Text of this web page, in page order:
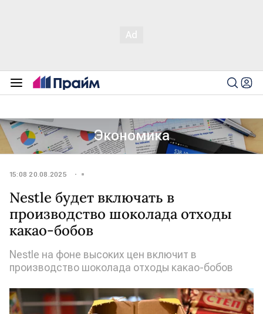
Экономика
15:08 20.08.2025
Nestle будет включать в
производство шоколада отходы
какао-бобов
Nestle на фоне высоких цен включит в
производство шоколада отходы какао-бобов